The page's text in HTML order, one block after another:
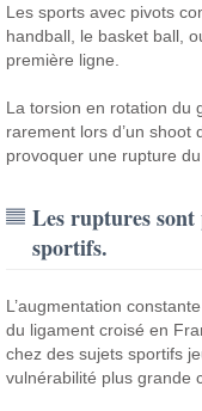
Les sports avec pivots
handball, le basket ball,
première ligne.
La torsion en rotation du
rarement lors d’un
provoquer une rupture du
Les ruptures sont
sportifs.
L’augmentation
du ligament croisé en
chez des sujets sportifs
vulnérabilité plus grande